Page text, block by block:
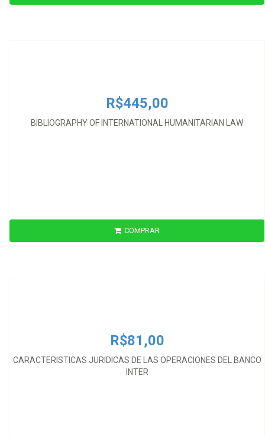
R$445,00
BIBLIOGRAPHY OF INTERNATIONAL HUMANITARIAN LAW
R$445,00
COMPRAR
R$81,00
CARACTERISTICAS JURIDICAS DE LAS OPERACIONES DEL BANCO
INTER
R$81,00